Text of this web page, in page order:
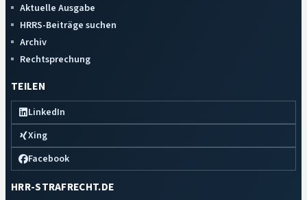
Aktuelle Ausgabe
HRRS-Beiträge suchen
Archiv
Rechtsprechung
TEILEN
LinkedIn
Xing
Facebook
HRR-STRAFRECHT.DE